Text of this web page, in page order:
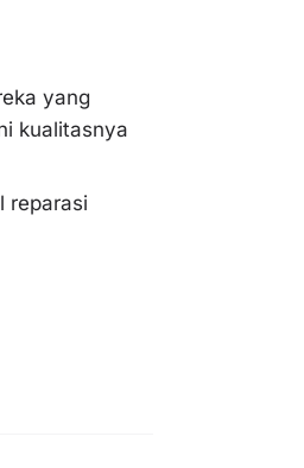
yang
kualitasnya
reparasi